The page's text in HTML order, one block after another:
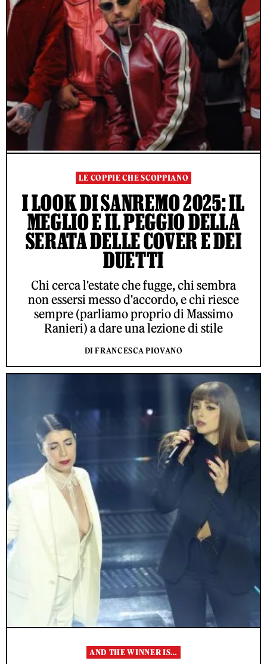
LE COPPIE CHE SCOPPIANO
I LOOK DI SANREMO 2025: IL
MEGLIO E IL PEGGIO DELLA
SERATA DELLE COVER E DEI
DUETTI
Chi cerca l'estate che fugge, chi sembra
non essersi messo d'accordo, e chi riesce
sempre (parliamo proprio di Massimo
Ranieri) a dare una lezione di stile
DI FRANCESCA PIOVANO
AND THE WINNER IS…